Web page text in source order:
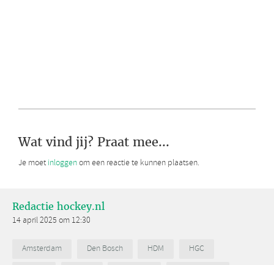
Wat vind jij? Praat mee...
Je moet inloggenom een reactie te kunnen plaatsen.
Redactie hockey.nl
14 april 2025 om 12:30
Amsterdam Den Bosch HDM
HGC